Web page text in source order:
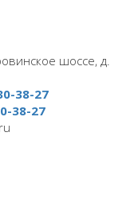
шоссе, д.
38-27
38-27